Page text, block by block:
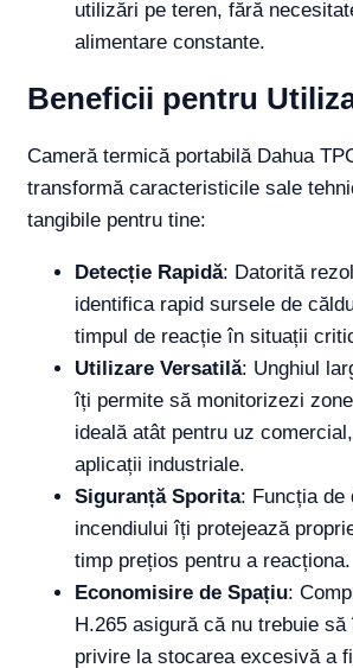
utilizări pe teren, fără
alimentare constante.
Beneficii pentru
Cameră termică portabilă Dahua
transformă caracteristicile sale
tangibile pentru tine:
Detecție Rapidă: Datorită
identifica rapid sursele de
timpul de reacție în situații
Utilizare Versatilă: Unghiul
îți permite să monitorizezi
ideală atât pentru uz
aplicații industriale.
Siguranță Sporita: Funcția de
incendiului îți protejează
timp prețios pentru a reacționa.
Economisire de Spațiu:
H.265 asigură că nu trebuie
privire la stocarea excesivă a